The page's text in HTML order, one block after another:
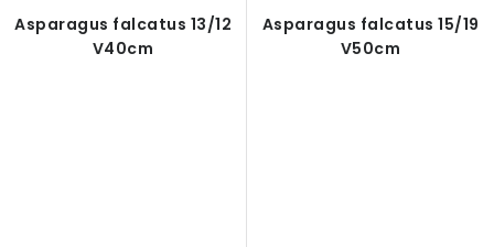
Asparagus falcatus 13/12
V40cm
Asparagus falcatus 15/19
V50cm